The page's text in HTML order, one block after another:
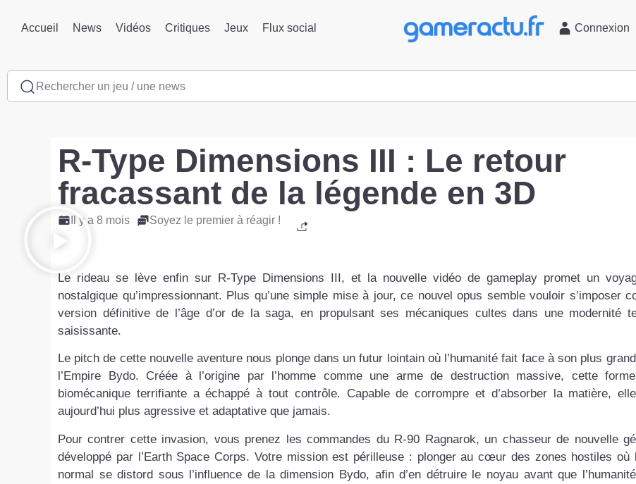
Accueil News Vidéos Critiques Jeux Flux social Connexion
Rechercher un jeu / une news
R-Type Dimensions III : Le retour
fracassant de la légende en 3D
Il y a 8 mois Soyez le premier à réagir !
Le rideau se lève enfin sur R-Type Dimensions III, et la nouvelle vidéo de gameplay promet un
nostalgique qu’impressionnant. Plus qu’une simple mise à jour, ce nouvel opus semble vouloir s’imposer
version définitive de l’âge d’or de la saga, en propulsant ses mécaniques cultes dans une modernité
saisissante.
Le pitch de cette nouvelle aventure nous plonge dans un futur lointain où l’humanité fait face à son plus
l’Empire Bydo. Créée à l’origine par l’homme comme une arme de destruction massive, cette
biomécanique terrifiante a échappé à tout contrôle. Capable de corrompre et d’absorber la matière,
aujourd’hui plus agressive et adaptative que jamais.
Pour contrer cette invasion, vous prenez les commandes du R-90 Ragnarok, un chasseur de nouvelle
développé par l’Earth Space Corps. Votre mission est périlleuse : plonger au cœur des zones hostiles où
normal se distord sous l’influence de la dimension Bydo, afin d’en détruire le noyau avant que